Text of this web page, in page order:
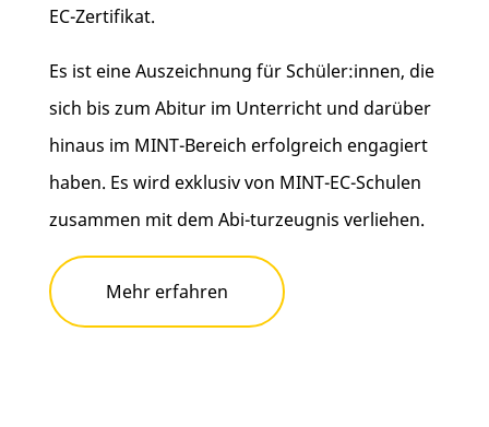
EC-Zertifikat.
Es ist eine Auszeichnung für Schüler:innen, die
sich bis zum Abitur im Unterricht und darüber
hinaus im MINT-Bereich erfolgreich engagiert
haben. Es wird exklusiv von MINT-EC-Schulen
zusammen mit dem Abi-turzeugnis verliehen.
Mehr erfahren